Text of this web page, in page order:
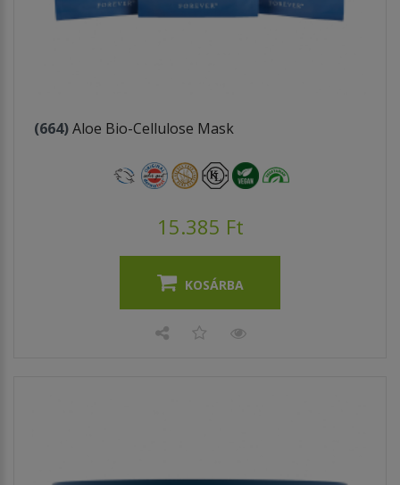
(664)Aloe Bio-Cellulose Mask
15.385 Ft
KOSÁRBA